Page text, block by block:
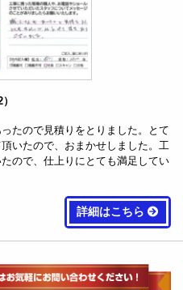
たので見積りをとりました。とて
いたので、おまかせしました。工
ので、仕上りにとても満足してい
詳細はこちら